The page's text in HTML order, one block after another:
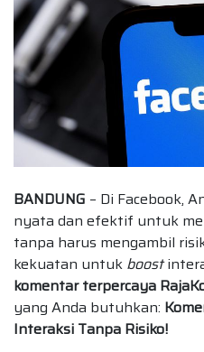
BANDUNG – Di Facebook,
nyata dan efektif untuk
tanpa harus mengambil
kekuatan untuk boost
komentar terpercaya
yang Anda butuhkan:
Interaksi Tanpa Risiko!